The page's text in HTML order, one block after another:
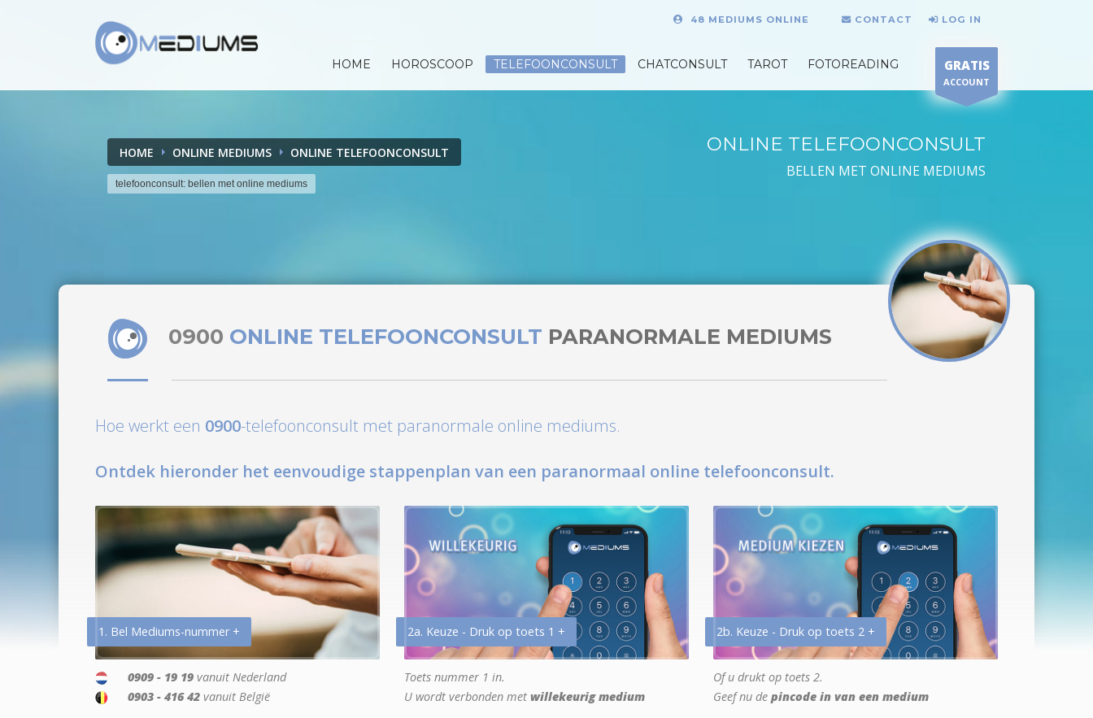
48 MEDIUMS ONLINE CONTACT LOG IN
HOME HOROSCOOP TELEFOONCONSULT CHATCONSULT TAROT FOTOREADING GRATIS
ACCOUNT
HOME ONLINE MEDIUMS ONLINE TELEFOONCONSULT
telefoonconsult: bellen met online mediums
ONLINE TELEFOONCONSULT
BELLEN MET ONLINE MEDIUMS
0900 ONLINE TELEFOONCONSULT PARANORMALE MEDIUMS
Hoe werkt een 0900-telefoonconsult met paranormale online mediums.
Ontdek hieronder het eenvoudige stappenplan van een paranormaal online telefoonconsult.
1. Bel Mediums-nummer +
0909 - 19 19 vanuit Nederland
0903 - 416 42 vanuit België
2a. Keuze - Druk op toets 1 +
Toets nummer 1 in.
U wordt verbonden met willekeurig medium
2b. Keuze - Druk op toets 2 +
Of u drukt op toets 2.
Geef nu de pincode in van een medium